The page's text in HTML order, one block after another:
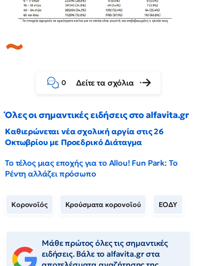
0 Δείτε τα σχόλια
Όλες οι σημαντικές ειδήσεις στο alfavita.gr
Καθιερώνεται νέα σχολική αργία στις 26
Οκτωβρίου με Προεδρικό Διάταγμα
Το τέλος μιας εποχής για το Allou! Fun Park: Το
Ρέντη αλλάζει πρόσωπο
Κορονοϊός Κρούσματα κορονοϊού ΕΟΔΥ
Μάθε πρώτος όλες τις σημαντικές
ειδήσεις. Βάλε το alfavita.gr στα